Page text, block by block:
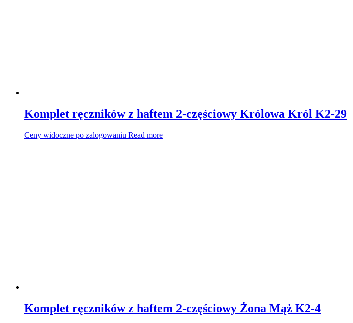
Komplet ręczników z haftem 2-częściowy Królowa Król K2-29
Ceny widoczne po zalogowaniu Read more
Komplet ręczników z haftem 2-częściowy Żona Mąż K2-4